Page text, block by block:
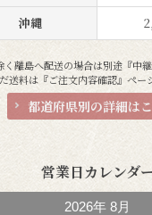
沖縄
離島へ配送の場合は別途『中継
送料は『ご注文内容確認』ペー
都道府県別の詳細は
営業日カレンダ
2026年 8月